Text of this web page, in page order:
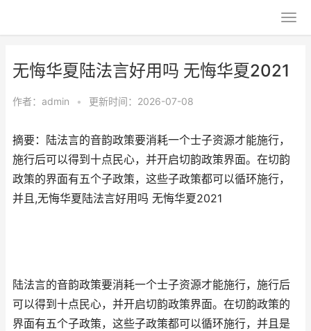
无悔华夏陆法言好用吗 无悔华夏2021
作者： admin • 更新时间：2026-07-08
摘要：陆法言的音韵政策要消耗一个士子资源才能施行，
施行后可以得到十点民心，并开启切韵政策界面。在切韵
政策的界面有五个子政策，这些子政策都可以循环施行，
并且,无悔华夏陆法言好用吗 无悔华夏2021
陆法言的音韵政策要消耗一个士子资源才能施行，施行后
可以得到十点民心，并开启切韵政策界面。在切韵政策的
界面有五个子政策，这些子政策都可以循环施行，并且是